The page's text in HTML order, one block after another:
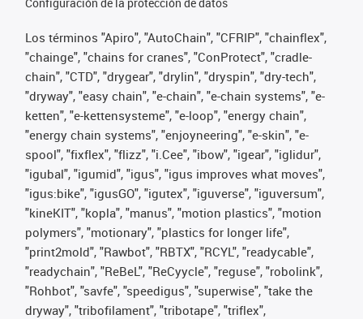
Los términos "Apiro", "AutoChain", "CFRIP", "chainflex",
"chainge", "chains for cranes", "ConProtect", "cradle-
chain", "CTD", "drygear", "drylin", "dryspin", "dry-tech",
"dryway", "easy chain", "e-chain", "e-chain systems", "e-
ketten", "e-kettensysteme", "e-loop", "energy chain",
"energy chain systems", "enjoyneering", "e-skin", "e-
spool", "fixflex", "flizz", "i.Cee", "ibow", "igear", "iglidur",
"igubal", "igumid", "igus", "igus improves what moves",
"igus:bike", "igusGO", "igutex", "iguverse", "iguversum",
"kineKIT", "kopla", "manus", "motion plastics", "motion
polymers", "motionary", "plastics for longer life",
"print2mold", "Rawbot", "RBTX", "RCYL", "readycable",
"readychain", "ReBeL", "ReCyycle", "reguse", "robolink",
"Rohbot", "savfe", "speedigus", "superwise", "take the
dryway", "tribofilament", "tribotape", "triflex",